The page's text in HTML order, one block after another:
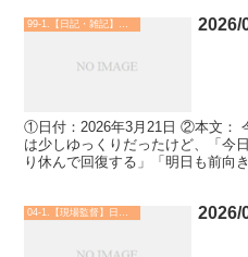
99-1.【日記・雑記】自由 2026/
①日付：2026年3月21日 ②本文：
は少しゆっくりだったけど、「今
り休んで回復する」「明日も前向
04-1.【現場監督】日記・実務 他 2026/